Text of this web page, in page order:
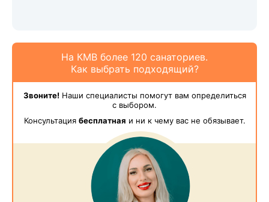
На КМВ более 120 санаториев.
Как выбрать подходящий?
Звоните!Наши специалисты помогут вам определиться
с выбором.
Консультация бесплатная и ни к чему вас не обязывает.